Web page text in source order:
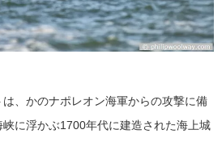
、かのナポレオン海軍からの攻撃に備
に浮かぶ1700年代に建造された海上城